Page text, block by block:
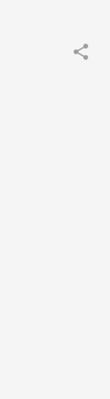
share